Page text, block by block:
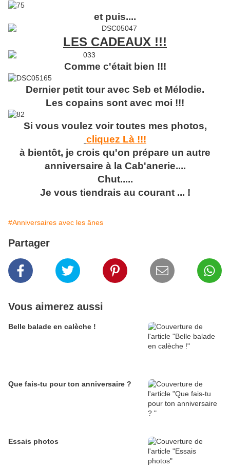
et puis....
LES CADEAUX !!!
Comme c'était bien !!!
Dernier petit tour avec Seb et Mélodie.
Les copains sont avec moi !!!
Si vous voulez voir toutes mes photos,
cliquez Là !!!
à bientôt, je crois qu'on prépare un autre
anniversaire à la Cab'anerie....
Chut.....
Je vous tiendrais au courant ... !
#Anniversaires avec les ânes
Partager
Vous aimerez aussi
Belle balade en calèche !
Que fais-tu pour ton anniversaire ?
Essais photos